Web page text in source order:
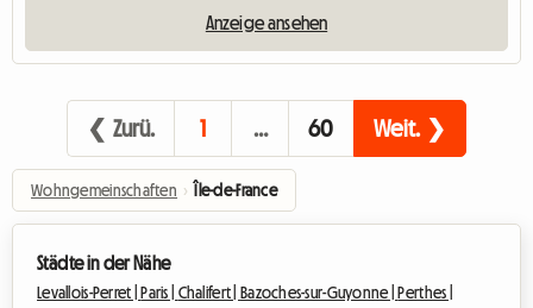
Anzeige ansehen
❮ Zurü. 1 … 60 Weit. ❯
Wohngemeinschaften › Île-de-France
Städte in der Nähe
Levallois-Perret | Paris | Chalifert | Bazoches-sur-Guyonne |
Perthes |